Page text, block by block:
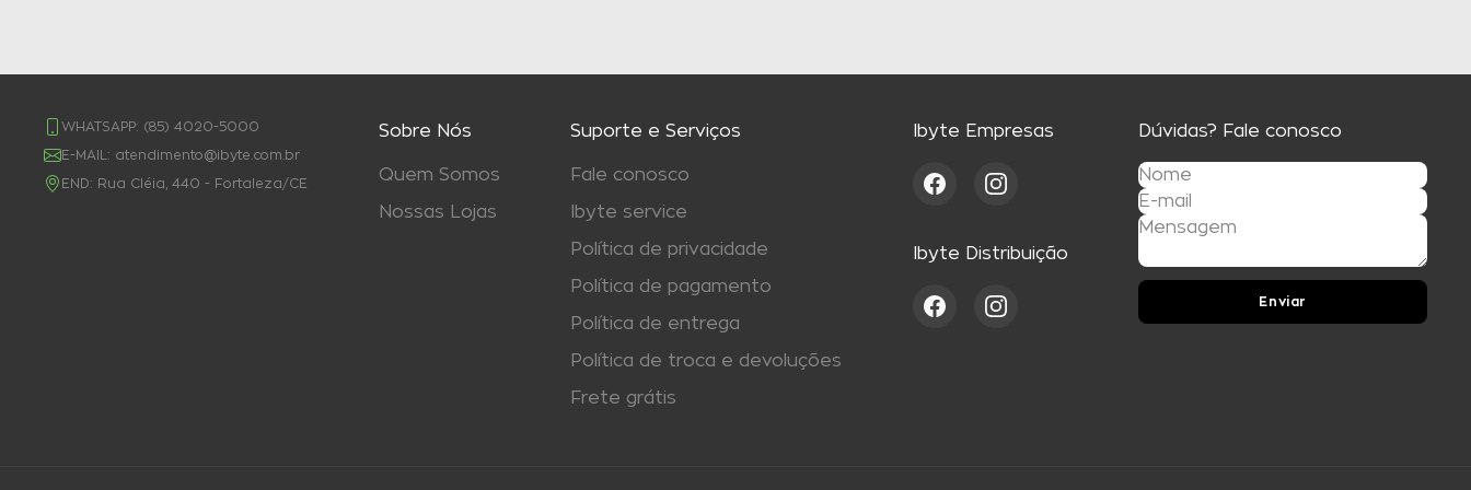
WHATSAPP: (85) 4020-5000
E-MAIL: atendimento@ibyte.com.br
END: Rua Cléia, 440 - Fortaleza/CE
Sobre Nós
Quem Somos
Nossas Lojas
Suporte e Serviços
Fale conosco
Ibyte service
Política de privacidade
Política de pagamento
Política de entrega
Política de troca e devoluções
Frete grátis
Ibyte Empresas
Ibyte Distribuição
Dúvidas? Fale conosco
Enviar